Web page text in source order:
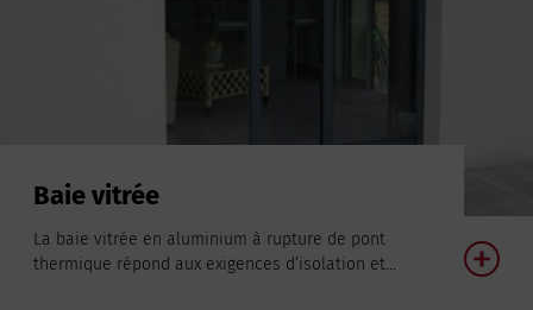
Baie vitrée
La baie vitrée en aluminium à rupture de pont
thermique répond aux exigences d’isolation et...